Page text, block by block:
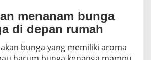
menanam bunga
di depan rumah
bunga yang memiliki aroma